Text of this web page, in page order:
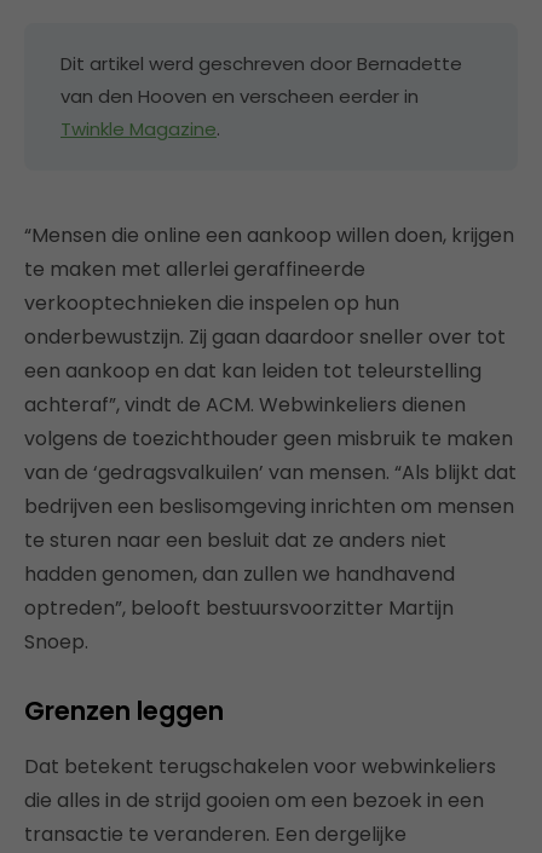
Dit artikel werd geschreven door Bernadette
van den Hooven en verscheen eerder in
Twinkle Magazine.
“Mensen die online een aankoop willen doen, krijgen
te maken met allerlei geraffineerde
verkooptechnieken die inspelen op hun
onderbewustzijn. Zij gaan daardoor sneller over tot
een aankoop en dat kan leiden tot teleurstelling
achteraf”, vindt de ACM. Webwinkeliers dienen
volgens de toezichthouder geen misbruik te maken
van de ‘gedragsvalkuilen’ van mensen. “Als blijkt dat
bedrijven een beslisomgeving inrichten om mensen
te sturen naar een besluit dat ze anders niet
hadden genomen, dan zullen we handhavend
optreden”, belooft bestuursvoorzitter Martijn
Snoep.
Grenzen leggen
Dat betekent terugschakelen voor webwinkeliers
die alles in de strijd gooien om een bezoek in een
transactie te veranderen. Een dergelijke